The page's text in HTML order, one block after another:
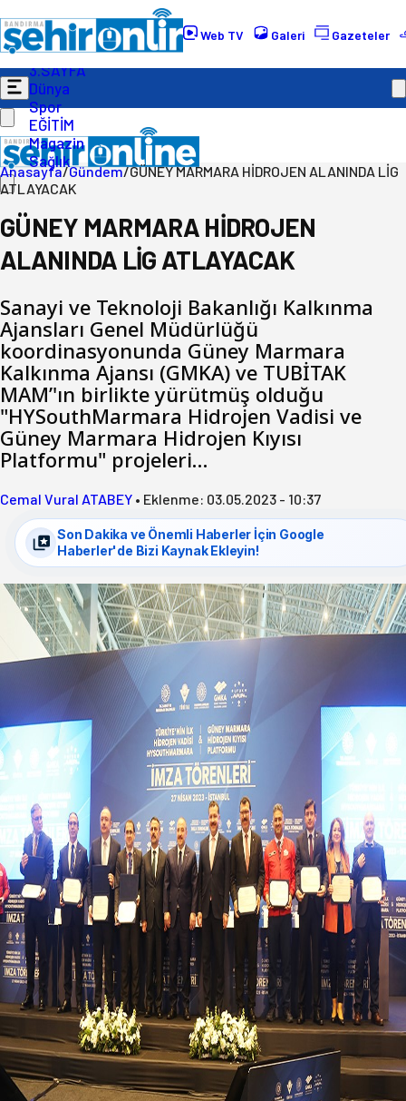
Web TV Galeri Gazeteler
Gündem
Ekonomi
Politika
3.SAYFA
Dünya
Spor
EĞİTİM
Magazin
Sağlık
Anasayfa/Gündem/GÜNEY MARMARA HİDROJEN ALANINDA LİG
ATLAYACAK
GÜNEY MARMARA HİDROJEN
ALANINDA LİG ATLAYACAK
Sanayi ve Teknoloji Bakanlığı Kalkınma
Ajansları Genel Müdürlüğü
koordinasyonunda Güney Marmara
Kalkınma Ajansı (GMKA) ve TUBİTAK
MAM’'ın birlikte yürütmüş olduğu
"HYSouthMarmara Hidrojen Vadisi ve
Güney Marmara Hidrojen Kıyısı
Platformu" projeleri…
Cemal Vural ATABEY • Eklenme: 03.05.2023 - 10:37
Son Dakika ve Önemli Haberler İçin Google
Haberler'de Bizi Kaynak Ekleyin!